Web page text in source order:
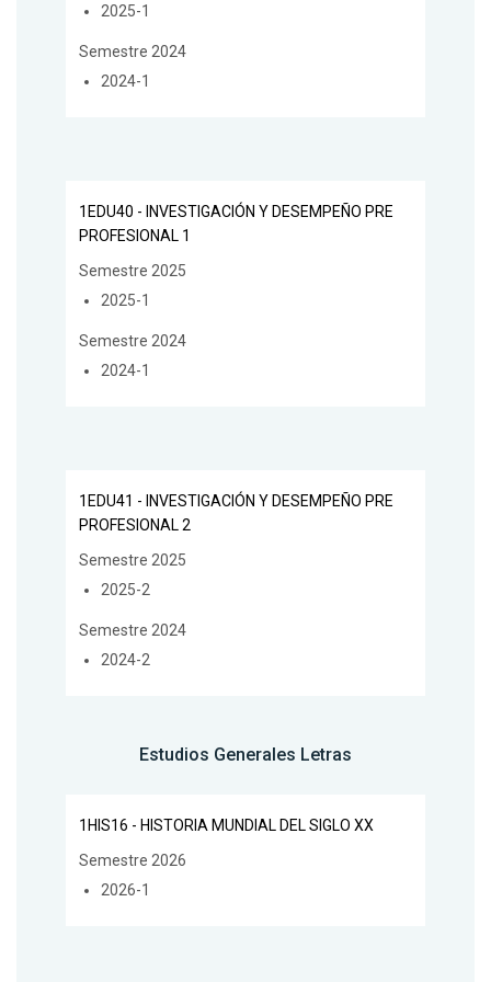
2025-1
Semestre 2024
2024-1
1EDU40 - INVESTIGACIÓN Y DESEMPEÑO PRE
PROFESIONAL 1
Semestre 2025
2025-1
Semestre 2024
2024-1
1EDU41 - INVESTIGACIÓN Y DESEMPEÑO PRE
PROFESIONAL 2
Semestre 2025
2025-2
Semestre 2024
2024-2
Estudios Generales Letras
1HIS16 - HISTORIA MUNDIAL DEL SIGLO XX
Semestre 2026
2026-1